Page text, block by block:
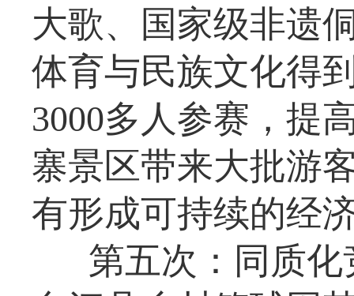
大歌、国家级非遗
体育与民族文化得
3000多人参赛，提
寨景区带来大批游
有形成可持续的经
第五次：同质化